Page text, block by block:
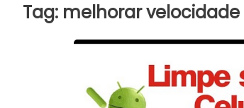
Tag: melhorar